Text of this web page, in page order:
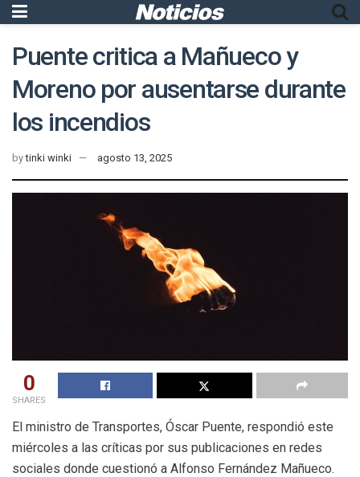
Puente critica a Mañueco y
Moreno por ausentarse durante
los incendios
by tinki winki agosto 13, 2025
0
SHARES
El ministro de Transportes, Óscar Puente, respondió este
miércoles a las críticas por sus publicaciones en redes
sociales donde cuestionó a Alfonso Fernández Mañueco.